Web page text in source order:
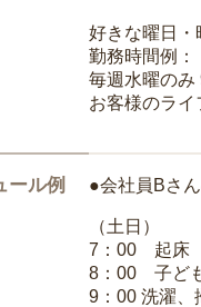
好きな曜日・
勤務時間例：
毎週水曜のみ
お客様のラ
ール例 ●会社員Bさ
（土日）
7：00 起床
8：00 子ど
9：00 洗濯、